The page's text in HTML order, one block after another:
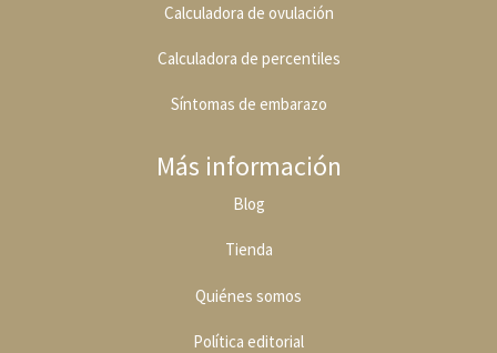
Calculadora de ovulación
Calculadora de percentiles
Síntomas de embarazo
Más información
Blog
Tienda
Quiénes somos
Política editorial